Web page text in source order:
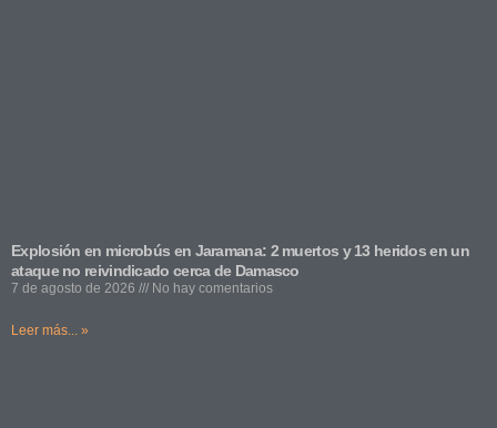
Explosión en microbús en Jaramana: 2 muertos y 13 heridos en un
ataque no reivindicado cerca de Damasco
7 de agosto de 2026 No hay comentarios
Leer más... »